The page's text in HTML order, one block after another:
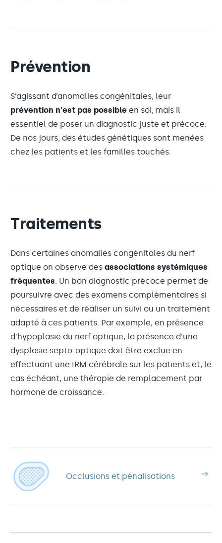
Prévention
S’agissant d’anomalies congénitales, leur
prévention n'est pas possible en soi, mais il
essentiel de poser un diagnostic juste et précoce.
De nos jours, des études génétiques sont menées
chez les patients et les familles touchés.
Traitements
Dans certaines anomalies congénitales du nerf
optique on observe des associations systémiques
fréquentes. Un bon diagnostic précoce permet de
poursuivre avec des examens complémentaires si
nécessaires et de réaliser un suivi ou un traitement
adapté à ces patients. Par exemple, en présence
d'hypoplasie du nerf optique, la présence d'une
dysplasie septo-optique doit être exclue en
effectuant une IRM cérébrale sur les patients et, le
cas échéant, une thérapie de remplacement par
hormone de croissance.
Occlusions et pénalisations